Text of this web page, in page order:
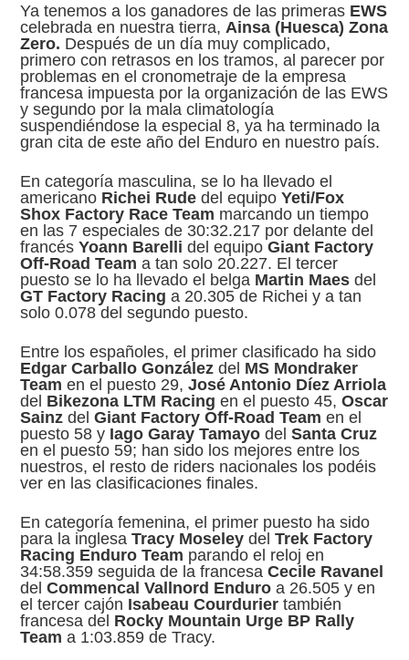
Ya tenemos a los ganadores de las primeras EWS
celebrada en nuestra tierra, Ainsa (Huesca) Zona
Zero. Después de un día muy complicado,
primero con retrasos en los tramos, al parecer por
problemas en el cronometraje de la empresa
francesa impuesta por la organización de las EWS
y segundo por la mala climatología
suspendiéndose la especial 8, ya ha terminado la
gran cita de este año del Enduro en nuestro país.
En categoría masculina, se lo ha llevado el
americano Richei Rude del equipoYeti/Fox
Shox Factory Race Team marcando un tiempo
en las 7 especiales de 30:32.217 por delante del
francésYoann Barelli del equipoGiant Factory
Off-Road Teama tan solo 20.227. El tercer
puesto se lo ha llevado el belga Martin Maes del
GT Factory Racing a 20.305 de Richei y a tan
solo 0.078 del segundo puesto.
Entre los españoles, el primer clasificado ha sido
Edgar Carballo González del MS Mondraker
Team en el puesto 29,José Antonio Díez Arriola
del Bikezona LTM Racing en el puesto 45,Oscar
Sainz delGiant Factory Off-Road Team en el
puesto 58 y Iago Garay Tamayo delSanta Cruz
en el puesto 59; han sido los mejores entre los
nuestros, el resto de riders nacionales los podéis
ver en las clasificaciones finales.
En categoría femenina, el primer puesto ha sido
para la inglesaTracy Moseley delTrek Factory
Racing Enduro Team parando el reloj en
34:58.359 seguida de la francesaCecile Ravanel
delCommencal Vallnord Enduro a 26.505 y en
el tercer cajón Isabeau Courduriertambién
francesa del Rocky Mountain Urge BP Rally
Team a 1:03.859 de Tracy.